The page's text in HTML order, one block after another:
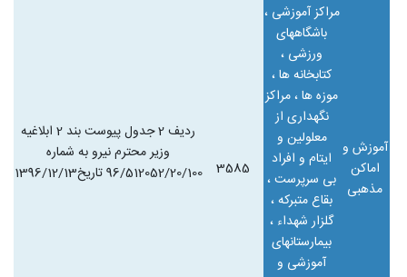
آموزش و
اماکن
مذهبی
مراکز آموزشی ،
باشگاههای
ورزشی ،
کتابخانه ها ،
موزهها ، مراکز
نگهداری از
معلولین و
ایتام و افراد
بی سرپرست ،
بقاع متبرکه ،
گلزار شهداء ،
بیمارستانهای
آموزشی و
3585
ردیف 2 جدول پیوست بند 2 ابلاغیه
وزیر محترم نیرو به شماره
96/512052/20/100 تاریخ1396/12/13